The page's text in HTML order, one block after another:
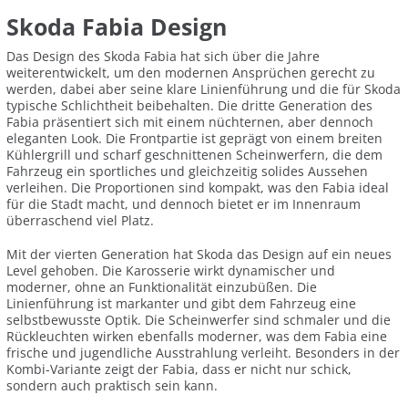
Skoda Fabia Design
Das Design des Skoda Fabia hat sich über die Jahre
weiterentwickelt, um den modernen Ansprüchen gerecht zu
werden, dabei aber seine klare Linienführung und die für Skoda
typische Schlichtheit beibehalten. Die dritte Generation des
Fabia präsentiert sich mit einem nüchternen, aber dennoch
eleganten Look. Die Frontpartie ist geprägt von einem breiten
Kühlergrill und scharf geschnittenen Scheinwerfern, die dem
Fahrzeug ein sportliches und gleichzeitig solides Aussehen
verleihen. Die Proportionen sind kompakt, was den Fabia ideal
für die Stadt macht, und dennoch bietet er im Innenraum
überraschend viel Platz.
Mit der vierten Generation hat Skoda das Design auf ein neues
Level gehoben. Die Karosserie wirkt dynamischer und
moderner, ohne an Funktionalität einzubüßen. Die
Linienführung ist markanter und gibt dem Fahrzeug eine
selbstbewusste Optik. Die Scheinwerfer sind schmaler und die
Rückleuchten wirken ebenfalls moderner, was dem Fabia eine
frische und jugendliche Ausstrahlung verleiht. Besonders in der
Kombi-Variante zeigt der Fabia, dass er nicht nur schick,
sondern auch praktisch sein kann.